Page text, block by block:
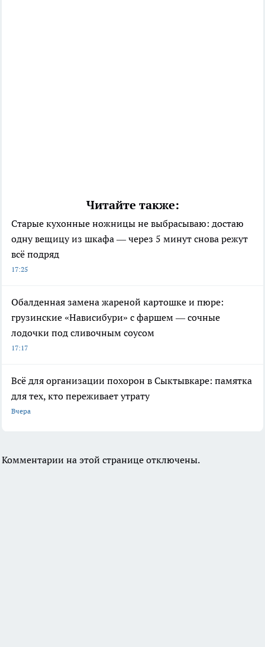
Читайте также:
Старые кухонные ножницы не выбрасываю: достаю
одну вещицу из шкафа — через 5 минут снова режут
всё подряд
17:25
Обалденная замена жареной картошке и пюре:
грузинские «Нависибури» с фаршем — сочные
лодочки под сливочным соусом
17:17
Всё для организации похорон в Сыктывкаре: памятка
для тех, кто переживает утрату
Вчера
Комментарии на этой странице отключены.